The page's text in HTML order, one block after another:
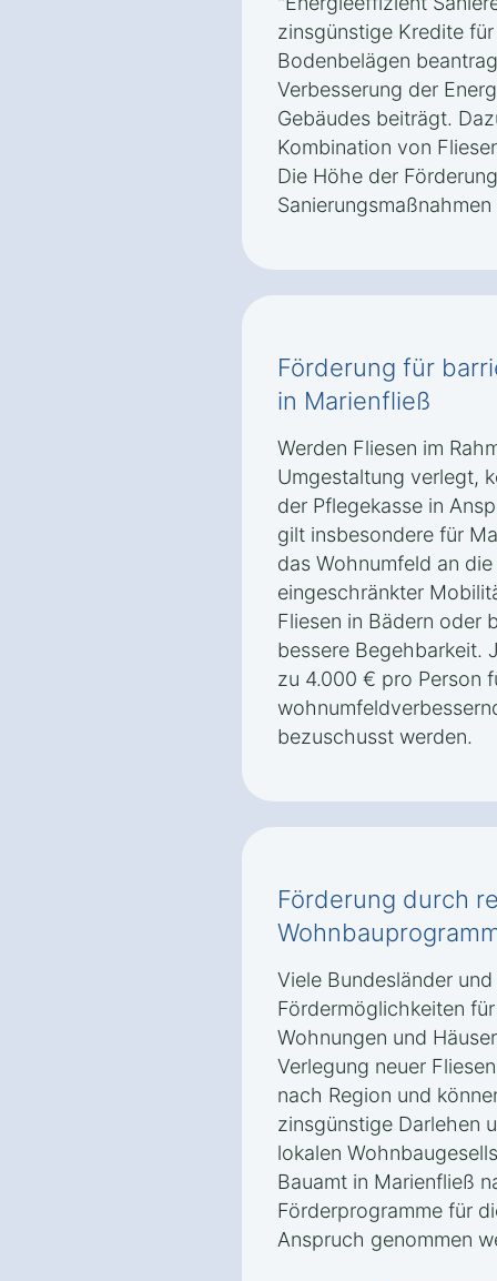
zinsgünstige Kredite
Bodenbelägen
Verbesserung der
Gebäudes beiträgt.
Kombination von
Die Höhe der
Sanierungsmaßnahmen
Förderung für
in Marienfließ
Werden Fliesen im
Umgestaltung verlegt,
der Pflegekasse in
gilt insbesondere für
das Wohnumfeld an
eingeschränkter
Fliesen in Bädern oder
bessere Begehbarkeit.
zu 4.000 € pro Person
bezuschusst werden.
Förderung durch
Viele Bundesländer
Fördermöglichkeiten
Wohnungen und
Verlegung neuer
nach Region und
zinsgünstige Darlehen
lokalen
Bauamt in Marienfließ
Förderprogramme für
Anspruch genommen